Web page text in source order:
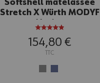
Softshell matelassée
Stretch X Würth MODYF
Marine
154,80 €
TTC